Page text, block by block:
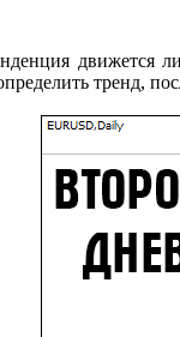
движется
тренд,